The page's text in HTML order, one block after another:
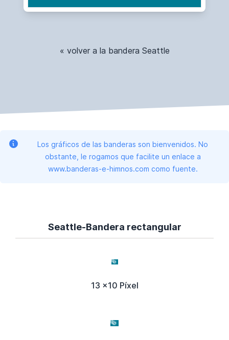
« volver a la bandera Seattle
Los gráficos de las banderas son bienvenidos. No
obstante, le rogamos que facilite un enlace a
www.banderas-e-himnos.com como fuente.
Seattle-Bandera rectangular
13 x10 Píxel